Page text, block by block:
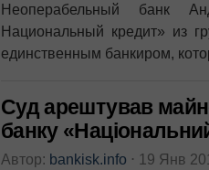
Неоперабельный банк
Национальный кредит» из
единственным банкиром,
Суд арештував
банку
Автор: bankisk.info ⋅ 19 Янв